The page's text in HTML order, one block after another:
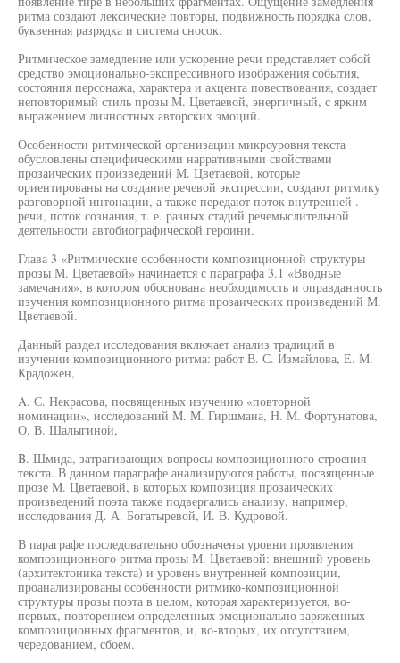
ритма создают лексические повторы, подвижность порядка слов,
буквенная разрядка и система сносок.
Ритмическое замедление или ускорение речи представляет собой
средство эмоционально-экспрессивного изображения события,
состояния персонажа, характера и акцента повествования, создает
неповторимый стиль прозы М. Цветаевой, энергичный, с ярким
выражением личностных авторских эмоций.
Особенности ритмической организации микроуровня текста
обусловлены специфическими нарративными свойствами
прозаических произведений М. Цветаевой, которые
ориентированы на создание речевой экспрессии, создают ритмику
разговорной интонации, а также передают поток внутренней .
речи, поток сознания, т. е. разных стадий речемыслительной
деятельности автобиографической героини.
Глава 3 «Ритмические особенности композиционной структуры
прозы М. Цветаевой» начинается с параграфа 3.1 «Вводные
замечания», в котором обоснована необходимость и оправданность
изучения композиционного ритма прозаических произведений М.
Цветаевой.
Данный раздел исследования включает анализ традиций в
изучении композиционного ритма: работ В. С. Измайлова, Е. М.
Крадожен,
A. С. Некрасова, посвященных изучению «повторной
номинации», исследований М. М. Гиршмана, Н. М. Фортунатова,
О. В. Шалыгиной,
B. Шмида, затрагивающих вопросы композиционного строения
текста. В данном параграфе анализируются работы, посвященные
прозе М. Цветаевой, в которых композиция прозаических
произведений поэта также подвергались анализу, например,
исследования Д. А. Богатыревой, И. В. Кудровой.
В параграфе последовательно обозначены уровни проявления
композиционного ритма прозы М. Цветаевой: внешний уровень
(архитектоника текста) и уровень внутренней композиции,
проанализированы особенности ритмико-композиционной
структуры прозы поэта в целом, которая характеризуется, во-
первых, повторением определенных эмоционально заряженных
композиционных фрагментов, и, во-вторых, их отсутствием,
чередованием, сбоем.